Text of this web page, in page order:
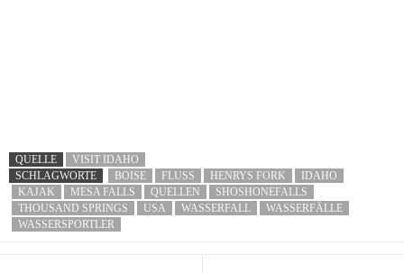
QUELLE
VISIT IDAHO
SCHLAGWORTE
BOISE FLUSS HENRYS FORK
IDAHO
KAJAK
MESA FALLS QUELLEN
SHOSHONEFALLS
THOUSAND SPRINGS
USA WASSERFALL
WASSERFÄLLE
WASSERSPORTLER